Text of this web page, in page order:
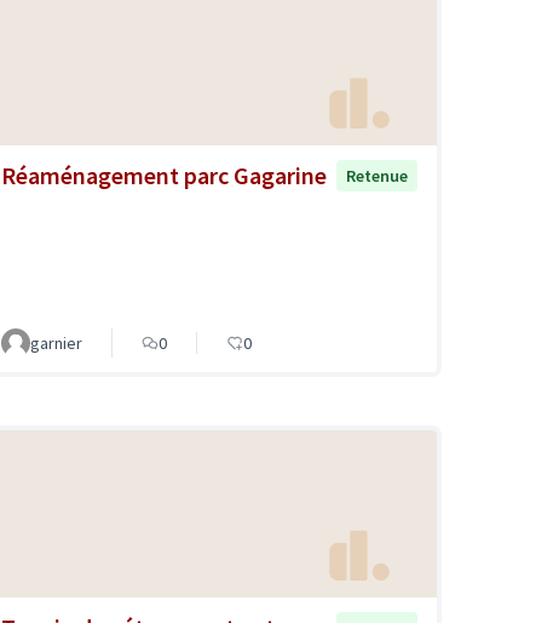
Réaménagement parc Gagarine Retenue
garnier 0 0